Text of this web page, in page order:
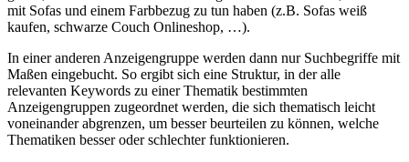
mit Sofas und einem Farbbezug zu tun haben (z.B. Sofas weiß
kaufen, schwarze Couch Onlineshop, …).
In einer anderen Anzeigengruppe werden dann nur Suchbegriffe mit
Maßen eingebucht. So ergibt sich eine Struktur, in der alle
relevanten Keywords zu einer Thematik bestimmten
Anzeigengruppen zugeordnet werden, die sich thematisch leicht
voneinander abgrenzen, um besser beurteilen zu können, welche
Thematiken besser oder schlechter funktionieren.